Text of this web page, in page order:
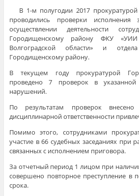
В 1-м полугодии 2017
проводились проверки исполнения
осуществлении деятельности
Городищенскому району ФКУ
Волгоградской области» и
Городищенскому району.
В текущем году прокуратурой
проведено 7 проверок в
нарушений.
По результатам проверок
дисциплинарной ответственности
Помимо этого, сотрудниками
участие в 66 судебных заседаниях при
связанных с исполнением приговора.
За отчетный период 1 лицом при
совершено повторное преступление в
срока.